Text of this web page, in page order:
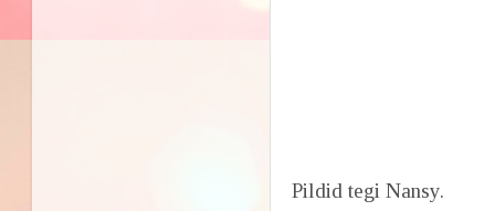
Pildid tegi Nansy.